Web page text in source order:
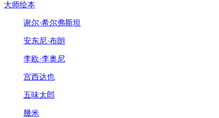
大师绘本
谢尔·希尔弗斯坦
安东尼·布朗
李欧·李奥尼
宫西达也
五味太郎
幾米